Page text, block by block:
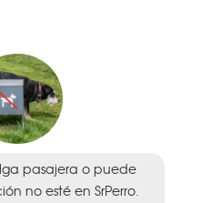
pasajera o puede
no esté en SrPerro.